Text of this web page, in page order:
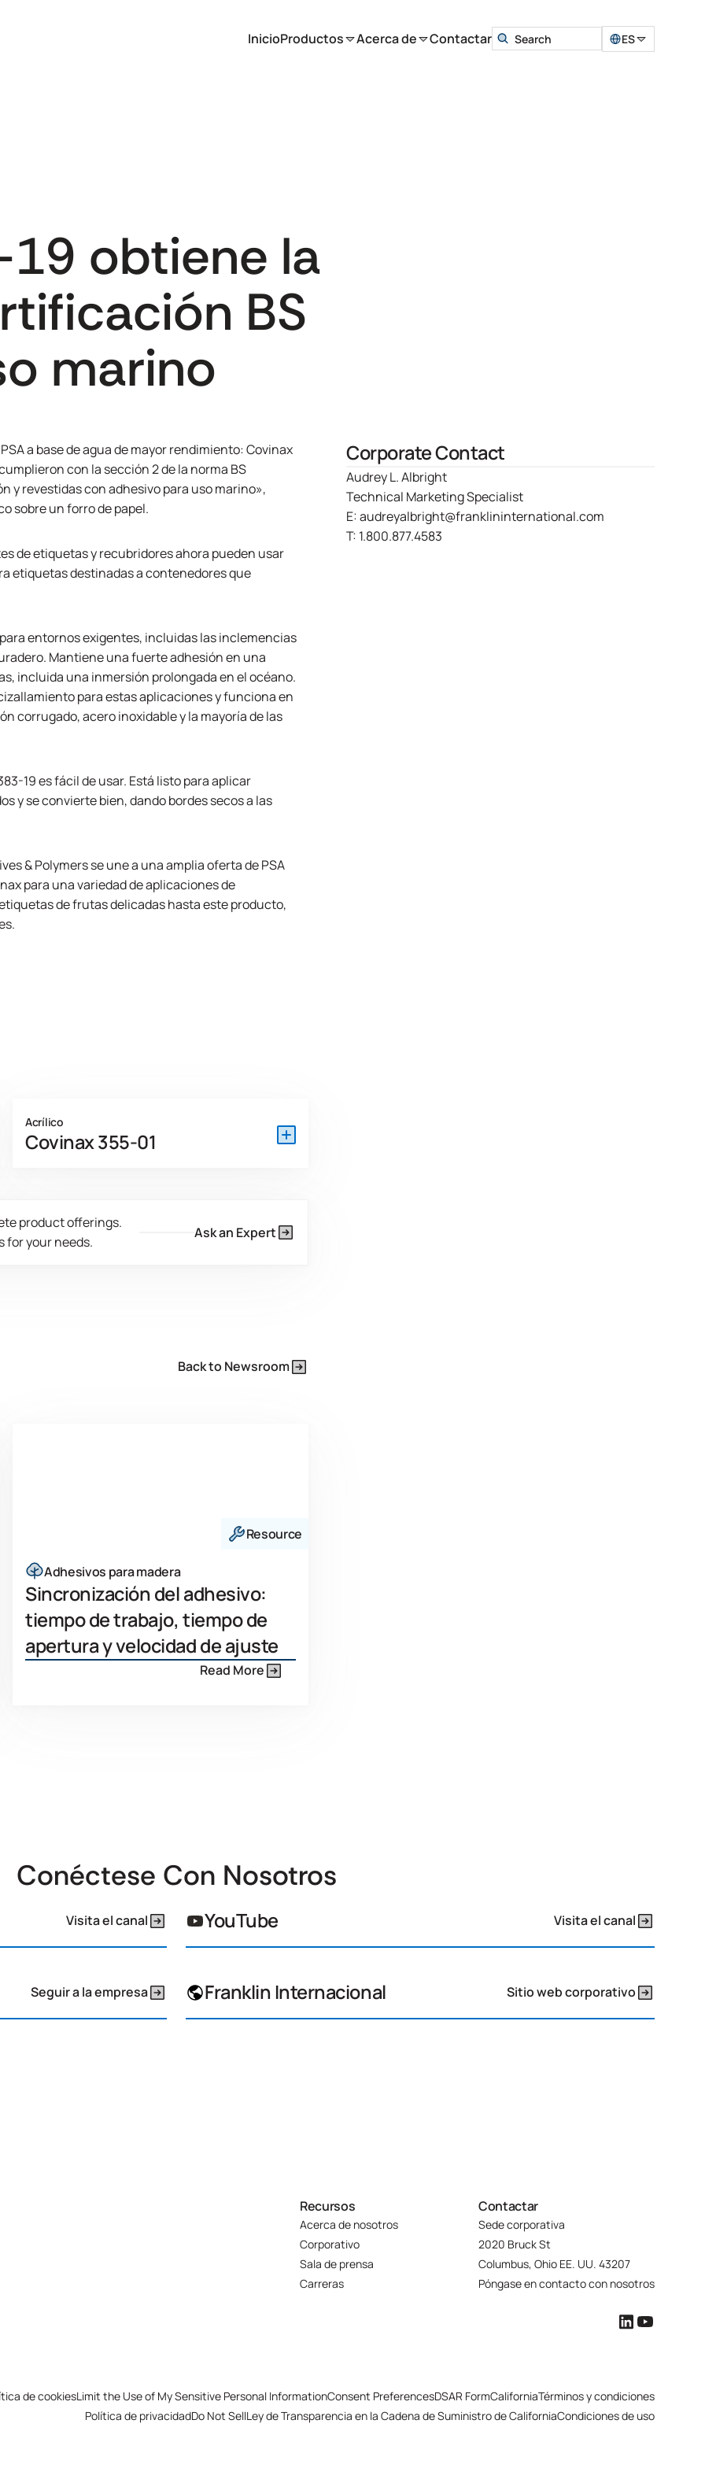
InicioProductos Acerca de Contactar ES
obtiene la
BS
marino
a base de agua de mayor rendimiento:Covinax
con la sección 2 de la norma BS
y revestidas con adhesivo para uso marino»,
sobre un forro de papel.
de etiquetas y recubridores ahora pueden usar
etiquetas destinadas a contenedores que
entornos exigentes, incluidas las inclemencias
Mantiene una fuerte adhesión en una
incluida una inmersión prolongada en el océano.
para estas aplicaciones y funciona en
corrugado, acero inoxidable y la mayoría de las
19es fácil de usar. Está listo para aplicar
y se convierte bien, dando bordes secos a las
& Polymers se une a una amplia oferta de PSA
para una variedad de aplicaciones de
de frutas delicadas hasta este producto,
Corporate Contact
Audrey L. Albright
Technical Marketing Specialist
E:audreyalbright@franklininternational.com
T: 1.800.877.4583
Acrílico
Covinax 355-01
reposicionables o semirremovibles. Funciona como
una cinta o etiqueta reposicionable, ya que se retira
product offerings.
for your needs.
Ask an Expert
Back to Newsroom
Resource
Adhesivos para madera
Sincronización del adhesivo:
tiempo de trabajo, tiempo de
apertura y velocidad de ajuste
Read More
Conéctese Con Nosotros
Visita el canal YouTube Visita el canal
Seguir a la empresa Franklin Internacional Sitio web corporativo
Recursos
Acerca de nosotros
Corporativo
Sala de prensa
Carreras
Contactar
Sede corporativa
2020 Bruck St
Columbus, Ohio EE. UU. 43207
Póngase en contacto con nosotros
de cookiesLimit the Use of My Sensitive Personal InformationConsent PreferencesDSAR FormCaliforniaTérminos y condiciones
Política de privacidadDo Not SellLey de Transparencia en la Cadena de Suministro de CaliforniaCondiciones de uso